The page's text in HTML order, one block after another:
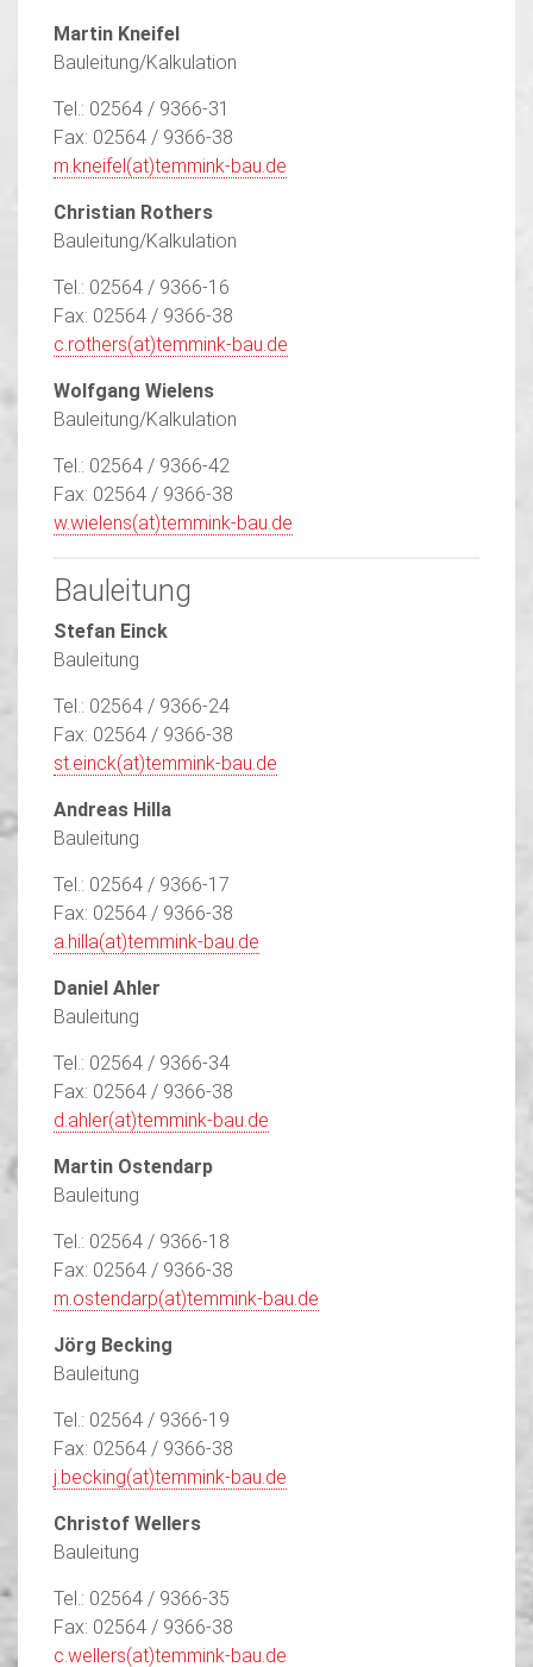
Martin Kneifel
Bauleitung/Kalkulation
Tel.: 02564 / 9366-31
Fax: 02564 / 9366-38
m.kneifel(at)temmink-bau.de
Christian Rothers
Bauleitung/Kalkulation
Tel.: 02564 / 9366-16
Fax: 02564 / 9366-38
c.rothers(at)temmink-bau.de
Wolfgang Wielens
Bauleitung/Kalkulation
Tel.: 02564 / 9366-42
Fax: 02564 / 9366-38
w.wielens(at)temmink-bau.de
Bauleitung
Stefan Einck
Bauleitung
Tel.: 02564 / 9366-24
Fax: 02564 / 9366-38
st.einck(at)temmink-bau.de
Andreas Hilla
Bauleitung
Tel.: 02564 / 9366-17
Fax: 02564 / 9366-38
a.hilla(at)temmink-bau.de
Daniel Ahler
Bauleitung
Tel.: 02564 / 9366-34
Fax: 02564 / 9366-38
d.ahler(at)temmink-bau.de
Martin Ostendarp
Bauleitung
Tel.: 02564 / 9366-18
Fax: 02564 / 9366-38
m.ostendarp(at)temmink-bau.de
Jörg Becking
Bauleitung
Tel.: 02564 / 9366-19
Fax: 02564 / 9366-38
j.becking(at)temmink-bau.de
Christof Wellers
Bauleitung
Tel.: 02564 / 9366-35
Fax: 02564 / 9366-38
c.wellers(at)temmink-bau.de